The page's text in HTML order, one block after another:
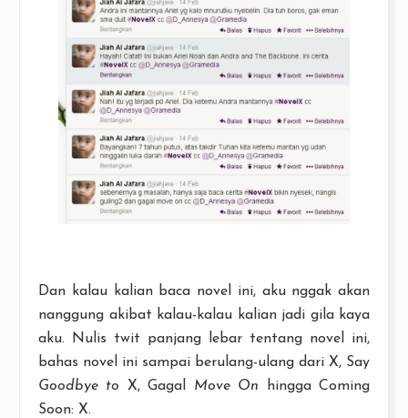
Dan kalau kalian baca novel ini, aku nggak akan
nanggung akibat kalau-kalau kalian jadi gila kaya
aku. Nulis twit panjang lebar tentang novel ini,
bahas novel ini sampai berulang-ulang dari X, Say
Goodbye to X, Gagal Move On hingga Coming
Soon: X.